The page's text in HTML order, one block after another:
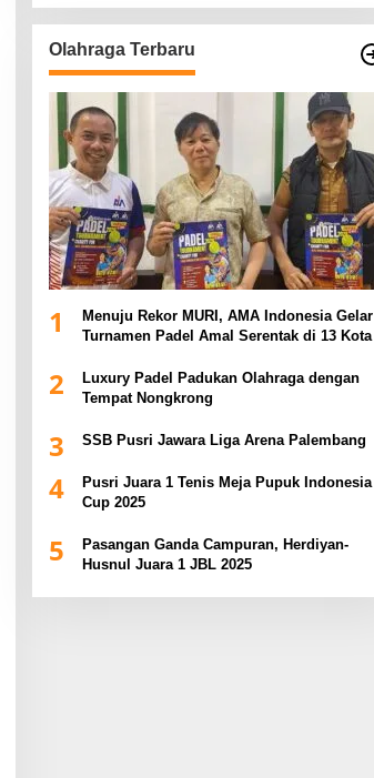
Olahraga Terbaru
1
Menuju Rekor MURI, AMA Indonesia Gelar
Turnamen Padel Amal Serentak di 13 Kota
2
Luxury Padel Padukan Olahraga dengan
Tempat Nongkrong
3 SSB Pusri Jawara Liga Arena Palembang
4
Pusri Juara 1 Tenis Meja Pupuk Indonesia
Cup 2025
5
Pasangan Ganda Campuran, Herdiyan-
Husnul Juara 1 JBL 2025